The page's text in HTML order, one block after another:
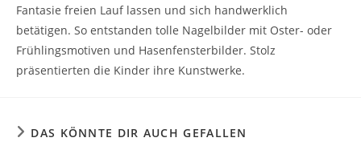
Fantasie freien Lauf lassen und sich handwerklich
betätigen. So entstanden tolle Nagelbilder mit Oster- oder
Frühlingsmotiven und Hasenfensterbilder. Stolz
präsentierten die Kinder ihre Kunstwerke.
DAS KÖNNTE DIR AUCH GEFALLEN